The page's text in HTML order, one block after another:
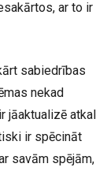
ar to ir
sabiedrības
nekad
jāaktualizē atkal
ir spēcināt
savām spējām,